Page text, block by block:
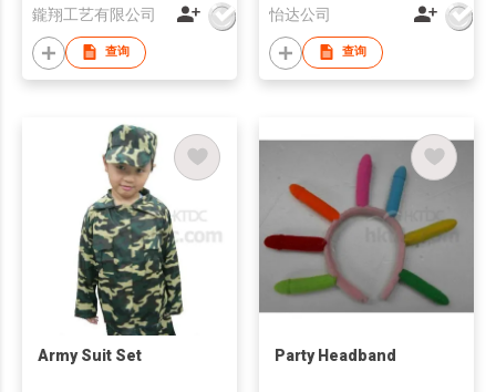
鑨翔工艺有限公司
查询
怡达公司
查询
Army Suit Set Party Headband